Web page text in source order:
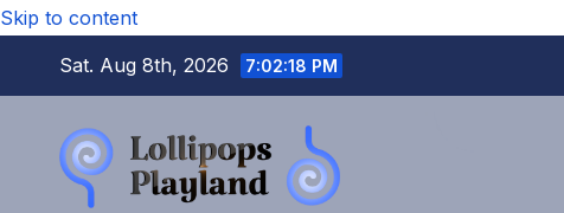
Skip to content
Sat. Aug 8th, 2026
7:02:19 PM